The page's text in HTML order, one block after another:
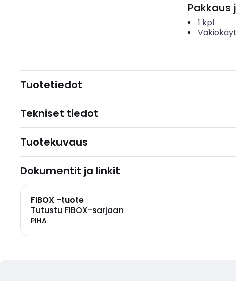
Pakkaus
1 kpl
Tuotetiedot
Tekniset tiedot
Tuotekuvaus
Dokumentit ja linkit
FIBOX -tuote
Tutustu FIBOX-sarjaan
PIHA